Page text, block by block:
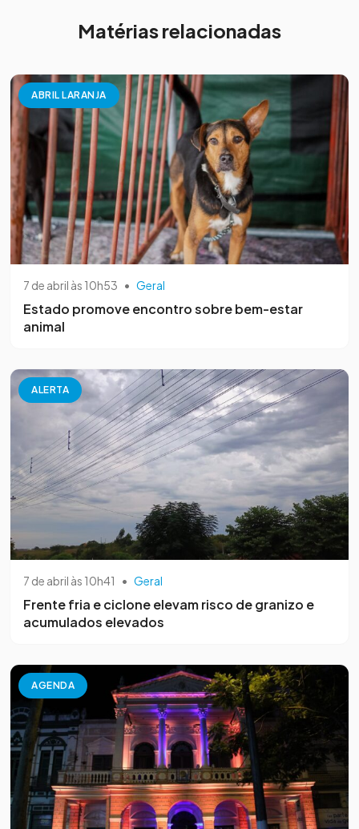
Matérias relacionadas
ABRIL LARANJA
7 de abril às 10h53 • Geral
Estado promove encontro sobre bem-estar
animal
ALERTA
7 de abril às 10h41 • Geral
Frente fria e ciclone elevam risco de granizo e
acumulados elevados
AGENDA